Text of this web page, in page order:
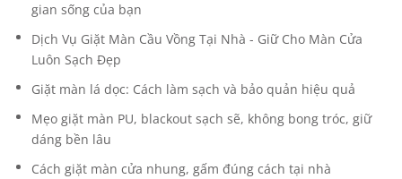
gian sống của bạn
Dịch Vụ Giặt Màn Cầu Vồng Tại Nhà - Giữ Cho Màn Cửa
Luôn Sạch Đẹp
Giặt màn lá dọc: Cách làm sạch và bảo quản hiệu quả
Mẹo giặt màn PU, blackout sạch sẽ, không bong tróc, giữ
dáng bền lâu
Cách giặt màn cửa nhung, gấm đúng cách tại nhà